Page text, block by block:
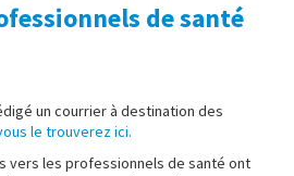
de santé
un courrier à destination des
le trouverez ici.
vers les professionnels de santé ont